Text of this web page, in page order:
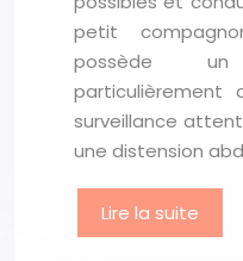
petit
possède
particulièrement
surveillance
une distension
Lire la suite